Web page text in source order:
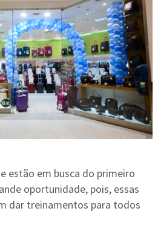
estão em busca do primeiro
oportunidade, pois, essas
dar treinamentos para todos